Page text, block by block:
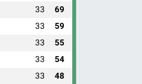
33 69
33 59
33 55
33 54
33 48